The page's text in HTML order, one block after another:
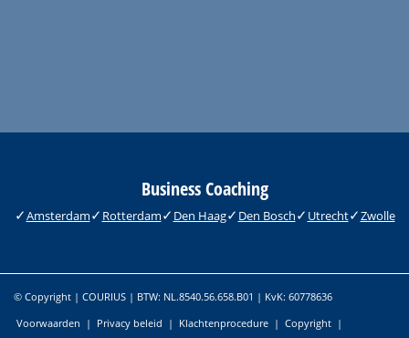
Business Coaching
Amsterdam Rotterdam Den Haag Den Bosch Utrecht Zwolle
© Copyright | COURIUS | BTW: NL.8540.56.658.B01 | KvK: 60778636
Voorwaarden | Privacy beleid | Klachtenprocedure | Copyright |